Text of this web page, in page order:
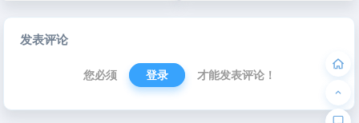
发表评论
您必须 登录 才能发表评论！